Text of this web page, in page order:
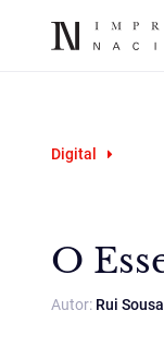
Digital
O
Autor: Rui Sousa